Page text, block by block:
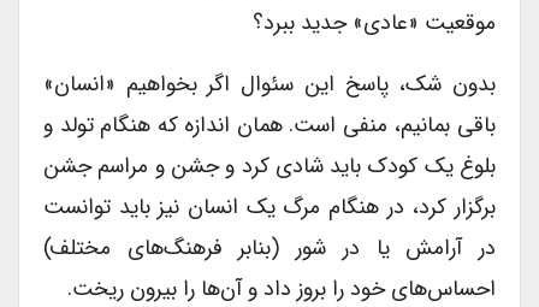
موقعیت «عادی» جدید ببرد؟
بدون شک، پاسخ این سئوال اگر بخواهیم «انسان»
باقی بمانیم، منفی است. همان اندازه که هنگام تولد و
بلوغ یک کودک باید شادی کرد و جشن و مراسم جشن
برگزار کرد، در هنگام مرگ یک انسان نیز باید توانست
در آرامش یا در شور (بنابر فرهنگ‌های مختلف)
احساس‌های خود را بروز داد و آن‌ها را بیرون ریخت.